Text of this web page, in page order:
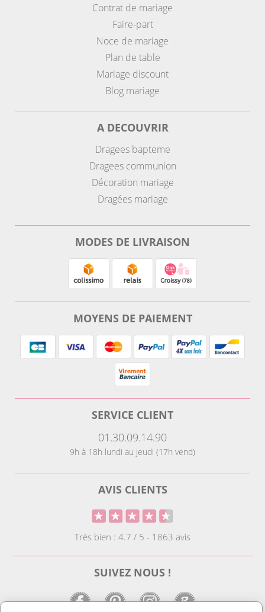
Contrat de mariage
Faire-part
Noce de mariage
Plan de table
Mariage discount
Blog mariage
A DECOUVRIR
Dragees bapteme
Dragees communion
Décoration mariage
Dragées mariage
MODES DE LIVRAISON
MOYENS DE PAIEMENT
SERVICE CLIENT
01.30.09.14.90
9h à 18h lundi au jeudi (17h vend)
AVIS CLIENTS
Très bien : 4.7 / 5 - 1863 avis
SUIVEZ NOUS !